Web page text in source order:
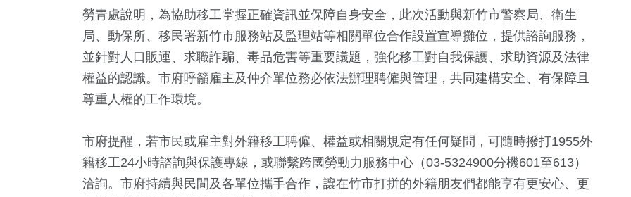
勞青處說明，為協助移工掌握正確資訊並保障自身安全，此次活動與新竹市警察局、衛生
局、動保所、移民署新竹市服務站及監理站等相關單位合作設置宣導攤位，提供諮詢服務，
並針對人口販運、求職詐騙、毒品危害等重要議題，強化移工對自我保護、求助資源及法律
權益的認識。市府呼籲雇主及仲介單位務必依法辦理聘僱與管理，共同建構安全、有保障且
尊重人權的工作環境。
市府提醒，若市民或雇主對外籍移工聘僱、權益或相關規定有任何疑問，可隨時撥打1955外
籍移工24小時諮詢與保護專線，或聯繫跨國勞動力服務中心（03-5324900分機601至613）
洽詢。市府持續與民間及各單位攜手合作，讓在竹市打拼的外籍朋友們都能享有更安心、更